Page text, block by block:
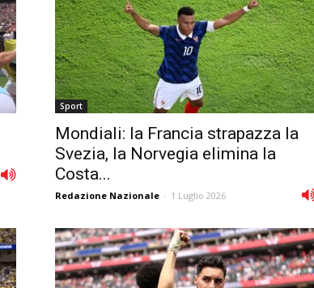
Sport
Mondiali: la Francia strapazza la
Svezia, la Norvegia elimina la
Costa...
Redazione Nazionale - 1 Luglio 2026